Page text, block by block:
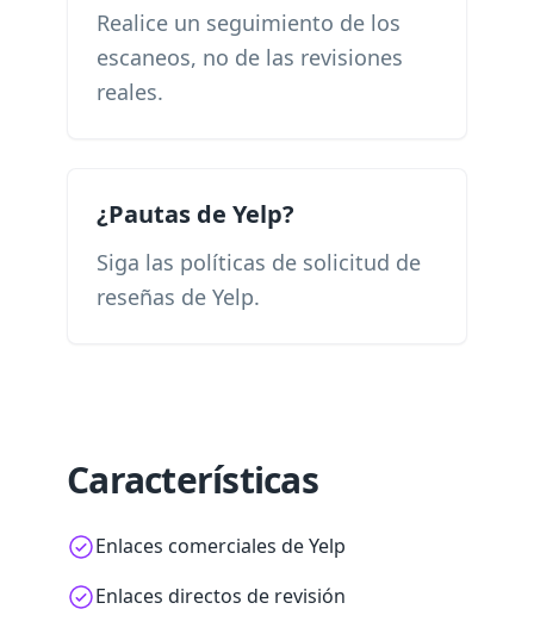
Realice un seguimiento de los
escaneos, no de las revisiones
reales.
¿Pautas de Yelp?
Siga las políticas de solicitud de
reseñas de Yelp.
Características
Enlaces comerciales de Yelp
Enlaces directos de revisión